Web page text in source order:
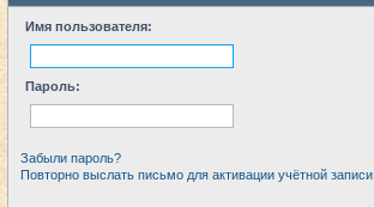
Имя пользователя:
Пароль:
Забыли пароль?
Повторно выслать письмо для активации учётной записи